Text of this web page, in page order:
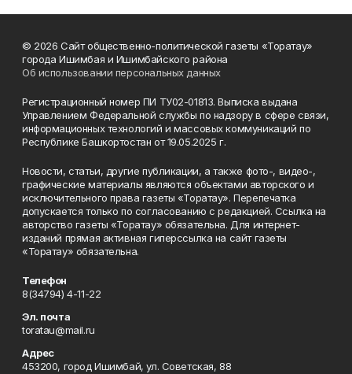
© 2026 Сайт общественно-политической газеты «Торатау»
города Ишимбая и Ишимбайского района
Об использовании персональных данных
Регистрационный номер ПИ ТУ02-01813. Выписка выдана
Управлением Федеральной службы по надзору в сфере связи,
информационных технологий и массовых коммуникаций по
Республике Башкортостан от 19.05.2025 г.
Новости, статьи, другие публикации, а также фото-, видео-,
графические материалы являются объектами авторского и
исключительного права газеты «Торатау». Перепечатка
допускается только по согласованию с редакцией. Ссылка на
авторство газеты «Торатау» обязательна. Для интернет-
изданий прямая активная гиперссылка на сайт газеты
«Торатау» обязательна.
Телефон
8(34794) 4-11-22
Эл. почта
toratau@mail.ru
Адрес
453200, город Ишимбай, ул. Советская, 88